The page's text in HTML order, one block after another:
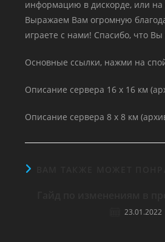
информацию в дискорде, или
Выражаем Вам огромную
играете с нами! Спасибо, что Вы
Основные ссылки, нажми на
Описание сервера 16 x 16 км
Описание сервера 8 x 8 км
23.01.2022